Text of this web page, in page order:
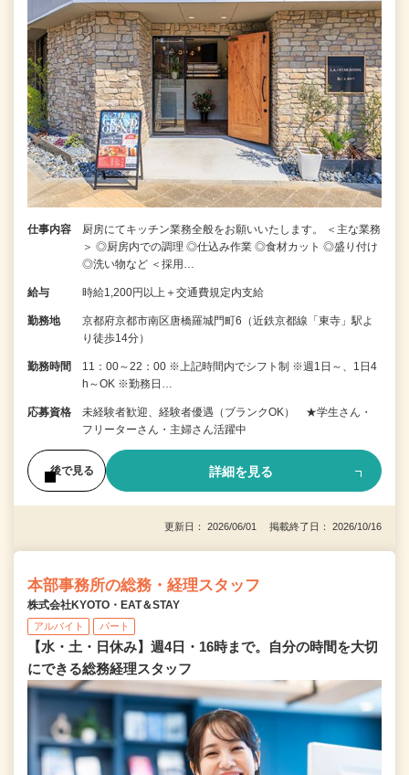
仕事内容
厨房にてキッチン業務全般をお願いいたします。 ＜主な業務
＞ ◎厨房内での調理 ◎仕込み作業 ◎食材カット ◎盛り付け
◎洗い物など ＜採用…
給与 時給1,200円以上＋交通費規定内支給
勤務地
京都府京都市南区唐橋羅城門町6（近鉄京都線「東寺」駅よ
り徒歩14分）
勤務時間
11：00～22：00 ※上記時間内でシフト制 ※週1日～、1日4
h～OK ※勤務日…
応募資格
未経験者歓迎、経験者優遇（ブランクOK） ★学生さん・
フリーターさん・主婦さん活躍中
後で見る 詳細を見る
更新日： 2026/06/01 掲載終了日： 2026/10/16
本部事務所の総務・経理スタッフ
株式会社KYOTO・EAT＆STAY
アルバイト パート
【水・土・日休み】週4日・16時まで。自分の時間を大切
にできる総務経理スタッフ